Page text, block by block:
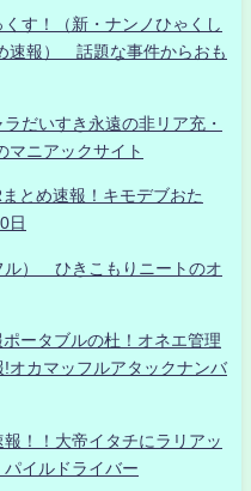
す！（新・ナンノひゃくし
速報） 話題な事件からおも
だいすき永遠の非リア充・
マニアックサイト
とめ速報！キモデブおた
日
ル） ひきこもりニートのオ
ータブルの杜！オネエ管理
オカマッフルアタックナンバ
！！大帝イタチにラリアッ
パイルドライバー